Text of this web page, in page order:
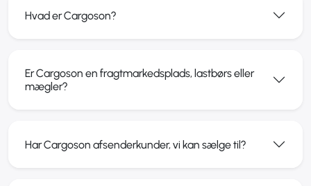
Hvad er Cargoson?
Er Cargoson en fragtmarkedsplads, lastbørs eller
mægler?
Har Cargoson afsenderkunder, vi kan sælge til?